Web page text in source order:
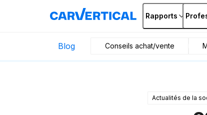
Rapports
Blog Conseils achat/vente
Actualités de la